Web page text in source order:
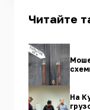
Читайте
На